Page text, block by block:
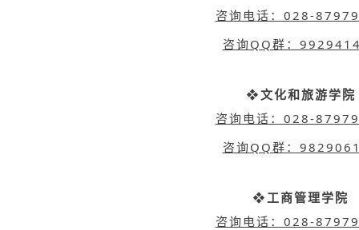
咨询电话：028-
咨询QQ群：
❖文化和旅游学院
咨询电话：028-
咨询QQ群：
❖工商管理学院
咨询电话：028-